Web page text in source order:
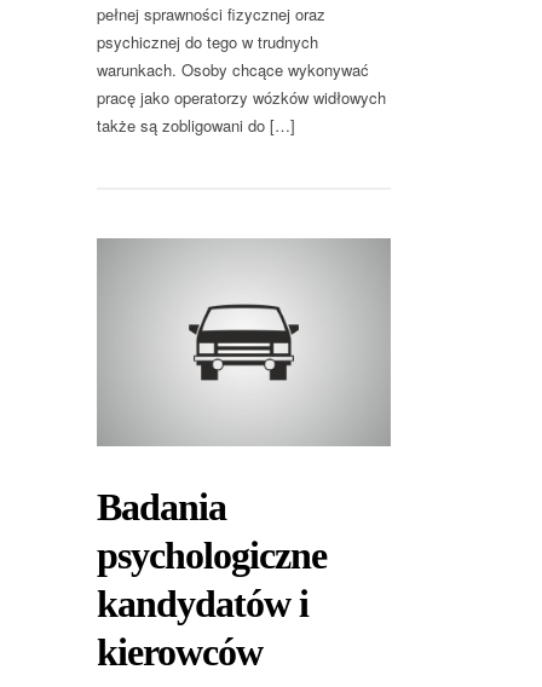
pełnej sprawności fizycznej oraz
psychicznej do tego w trudnych
warunkach. Osoby chcące wykonywać
pracę jako operatorzy wózków widłowych
także są zobligowani do […]
Badania
psychologiczne
kandydatów i
kierowców